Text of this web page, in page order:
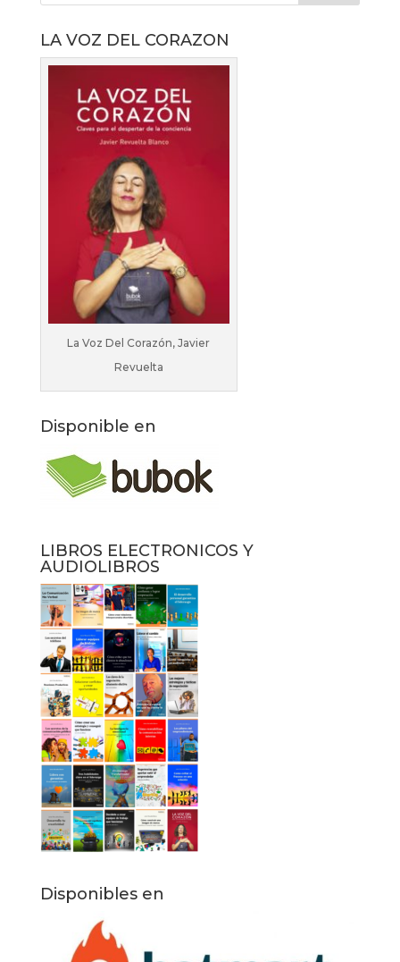
LA VOZ DEL CORAZON
La Voz Del Corazón, Javier
Revuelta
Disponible en
LIBROS ELECTRONICOS Y
AUDIOLIBROS
Disponibles en